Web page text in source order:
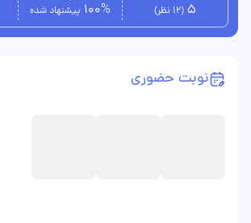
5 (12 نظر) 100% پیشنهاد شده
نوبت حضوری